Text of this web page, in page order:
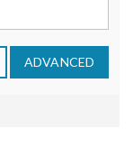
ADVANCED